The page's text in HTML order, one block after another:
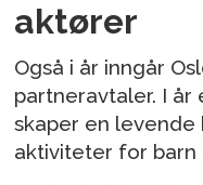
aktører
Også i år inngår
partneravtaler. I år
skaper en levende
aktiviteter for barn